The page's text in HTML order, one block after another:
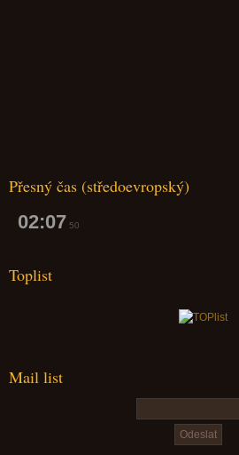
Přesný čas (středoevropský)
02:07 51
Toplist
Mail list